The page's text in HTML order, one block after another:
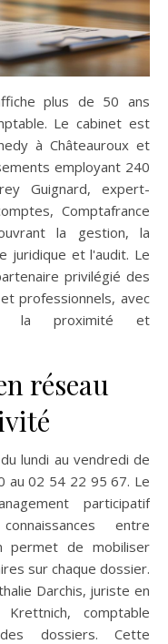
plus de 50 ans
Le cabinet est
à Châteauroux et
employant 240
Guignard, expert-
Comptafrance
la gestion, la
juridique et l'audit. Le
privilégié des
professionnels, avec
la proximité et
réseau
lundi au vendredi de
au 02 54 22 95 67. Le
participatif
entre
permet de mobiliser
sur chaque dossier.
Darchis, juriste en
comptable
dossiers. Cette